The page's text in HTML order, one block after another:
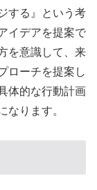
する』という考
イデアを提案で
を意識して、来
ローチを提案し
体的な行動計画
なります。